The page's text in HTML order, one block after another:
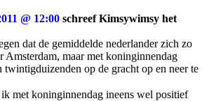
@ 12:00 schreef Kimsywimsy het
dat de gemiddelde nederlander zich zo
Amsterdam, maar met koninginnendag
twintigduizenden op de gracht op en neer te
met koninginnendag ineens wel positief